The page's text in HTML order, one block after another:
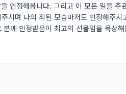
인정해봅니다. 그리고 이 모든 일을 주
시며 나의 죄된 모습마저도 인정해주
께 인정받음이 최고의 선물임을 묵상